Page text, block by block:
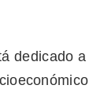
dedicado